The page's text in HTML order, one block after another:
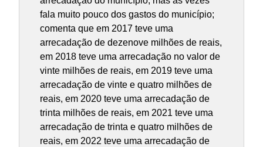
fala muito pouco dos gastos do município;
comenta que em 2017 teve uma
arrecadação de dezenove milhões de reais,
em 2018 teve uma arrecadação no valor de
vinte milhões de reais, em 2019 teve uma
arrecadação de vinte e quatro milhões de
reais, em 2020 teve uma arrecadação de
trinta milhões de reais, em 2021 teve uma
arrecadação de trinta e quatro milhões de
reais, em 2022 teve uma arrecadação de